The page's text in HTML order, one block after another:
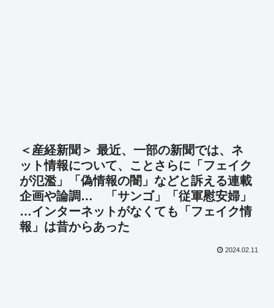
＜産経新聞＞ 最近、一部の新聞では、ネ
ット情報について、ことさらに「フェイク
が氾濫」「偽情報の闇」などと訴える連載
企画や論調… 「サンゴ」「従軍慰安婦」
…インターネットがなくても「フェイク情
報」は昔からあった
2024.02.11